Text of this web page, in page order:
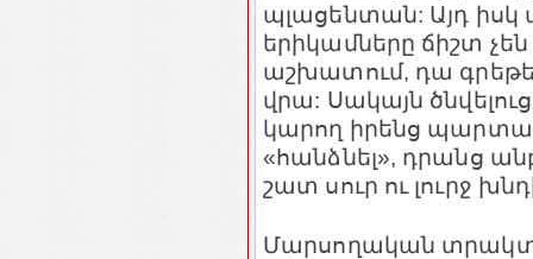
պլացենտան: Այդ
երիկամները ճիշտ
աշխատում, դա գրեթե
վրա: Սակայն
կարող իրենց
«հանձնել», դրանց
շատ սուր ու լուրջ
Մարսողական տրակտի